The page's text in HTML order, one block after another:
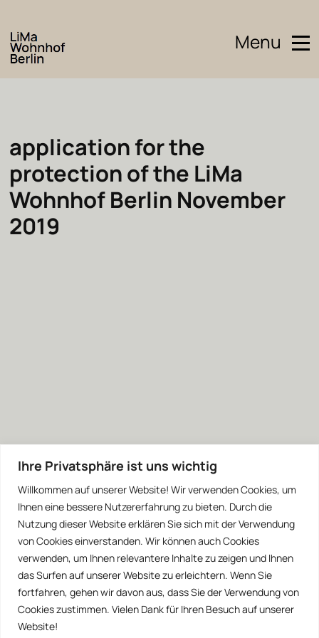
Ihre Privatsphäre ist uns wichtig
Willkommen auf unserer Website! Wir verwenden Cookies, um
Ihnen eine bessere Nutzererfahrung zu bieten. Durch die
Nutzung dieser Website erklären Sie sich mit der Verwendung
von Cookies einverstanden. Wir können auch Cookies
verwenden, um Ihnen relevantere Inhalte zu zeigen und Ihnen
das Surfen auf unserer Website zu erleichtern. Wenn Sie
fortfahren, gehen wir davon aus, dass Sie der Verwendung von
Cookies zustimmen. Vielen Dank für Ihren Besuch auf unserer
Website!
Menu
application for the
protection of the LiMa
Wohnhof Berlin November
2019